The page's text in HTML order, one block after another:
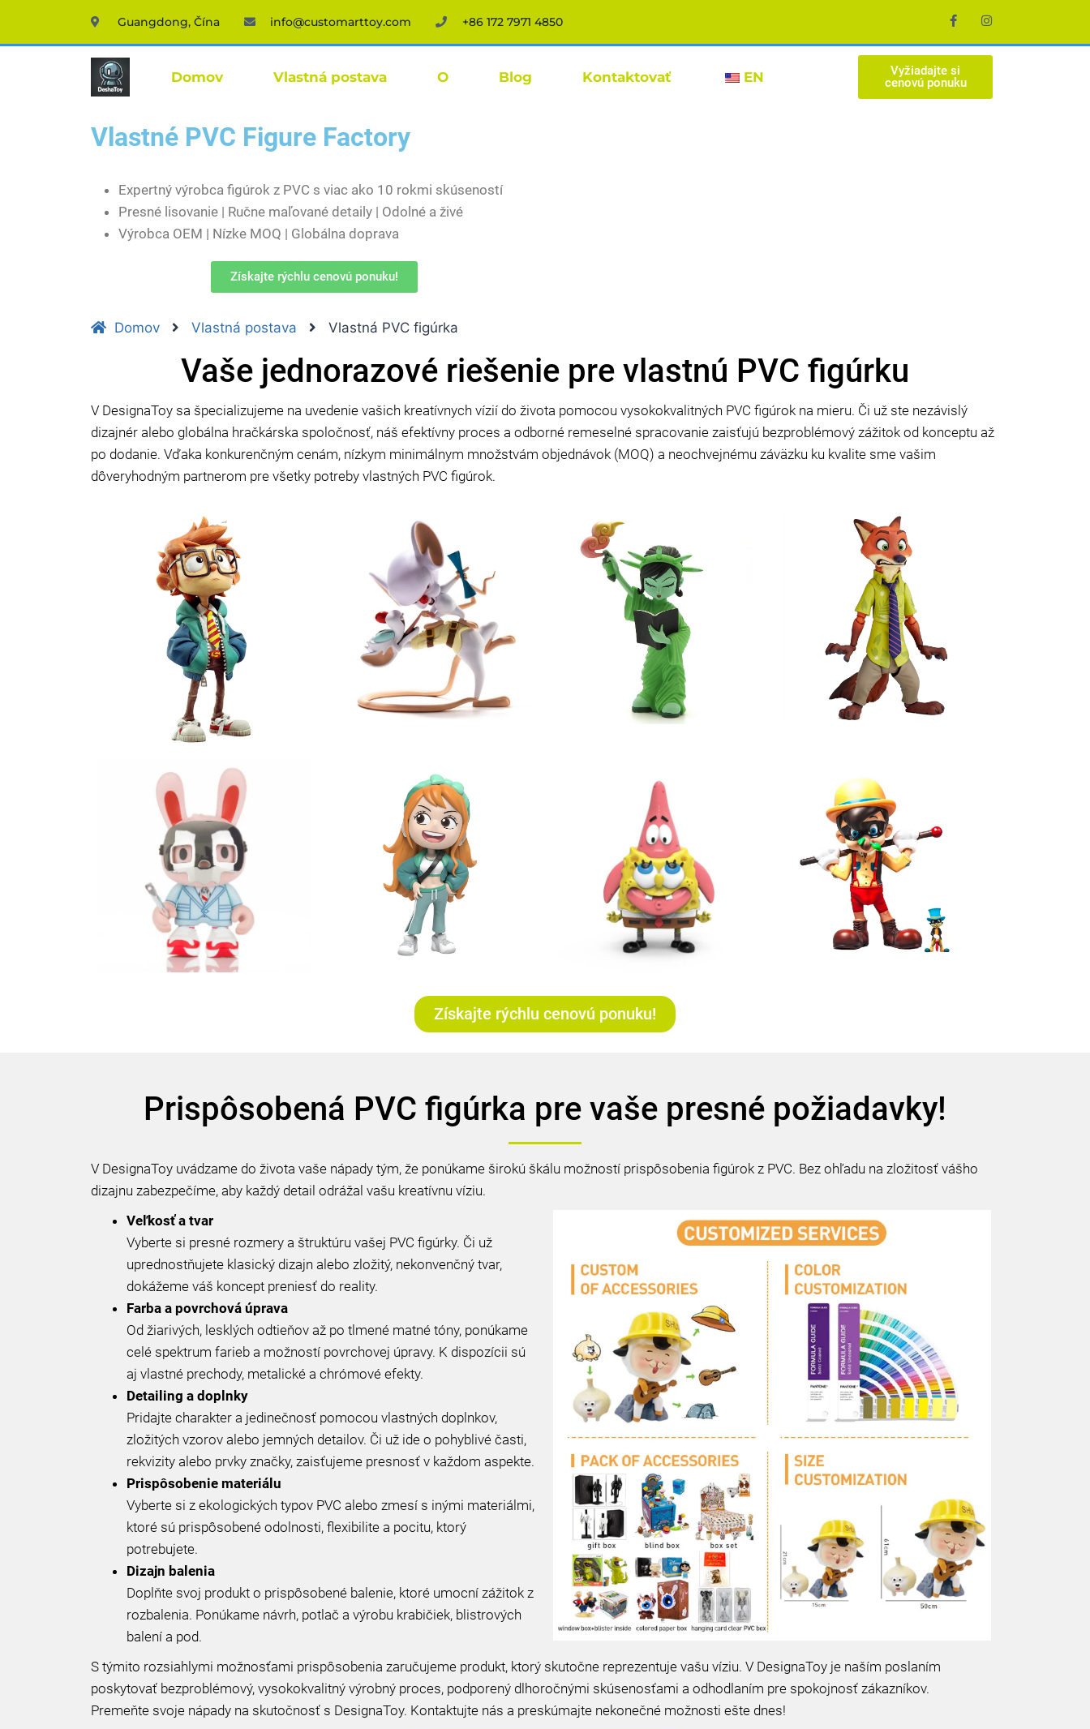
Guangdong, Čína info@customarttoy.com +86 172 7971 4850
Domov Vlastná postava O Blog Kontaktovať EN
Vyžiadajte si
cenovú ponuku
Vlastné PVC Figure Factory
Expertný výrobca figúrok z PVC s viac ako 10 rokmi skúseností
Presné lisovanie | Ručne maľované detaily | Odolné a živé
Výrobca OEM | Nízke MOQ | Globálna doprava
Získajte rýchlu cenovú ponuku!
Domov Vlastná postava Vlastná PVC figúrka
Vaše jednorazové riešenie pre vlastnú PVC figúrku
V DesignaToy sa špecializujeme na uvedenie vašich kreatívnych vízií do života pomocou vysokokvalitných PVC figúrok na mieru. Či už ste nezávislý
dizajnér alebo globálna hračkárska spoločnosť, náš efektívny proces a odborné remeselné spracovanie zaisťujú bezproblémový zážitok od konceptu až
po dodanie. Vďaka konkurenčným cenám, nízkym minimálnym množstvám objednávok (MOQ) a neochvejnému záväzku ku kvalite sme vašim
dôveryhodným partnerom pre všetky potreby vlastných PVC figúrok.
Získajte rýchlu cenovú ponuku!
Prispôsobená PVC figúrka pre vaše presné požiadavky!
V DesignaToy uvádzame do života vaše nápady tým, že ponúkame širokú škálu možností prispôsobenia figúrok z PVC. Bez ohľadu na zložitosť vášho
dizajnu zabezpečíme, aby každý detail odrážal vašu kreatívnu víziu.
Veľkosť a tvar
Vyberte si presné rozmery a štruktúru vašej PVC figúrky. Či už
uprednostňujete klasický dizajn alebo zložitý, nekonvenčný tvar,
dokážeme váš koncept preniesť do reality.
Farba a povrchová úprava
Od žiarivých, lesklých odtieňov až po tlmené matné tóny, ponúkame
celé spektrum farieb a možností povrchovej úpravy. K dispozícii sú
aj vlastné prechody, metalické a chrómové efekty.
Detailing a doplnky
Pridajte charakter a jedinečnosť pomocou vlastných doplnkov,
zložitých vzorov alebo jemných detailov. Či už ide o pohyblivé časti,
rekvizity alebo prvky značky, zaisťujeme presnosť v každom aspekte.
Prispôsobenie materiálu
Vyberte si z ekologických typov PVC alebo zmesí s inými materiálmi,
ktoré sú prispôsobené odolnosti, flexibilite a pocitu, ktorý
potrebujete.
Dizajn balenia
Doplňte svoj produkt o prispôsobené balenie, ktoré umocní zážitok z
rozbalenia. Ponúkame návrh, potlač a výrobu krabičiek, blistrových
balení a pod.
S týmito rozsiahlymi možnosťami prispôsobenia zaručujeme produkt, ktorý skutočne reprezentuje vašu víziu. V DesignaToy je naším poslaním
poskytovať bezproblémový, vysokokvalitný výrobný proces, podporený dlhoročnými skúsenosťami a odhodlaním pre spokojnosť zákazníkov.
Premeňte svoje nápady na skutočnosť s DesignaToy. Kontaktujte nás a preskúmajte nekonečné možnosti ešte dnes!